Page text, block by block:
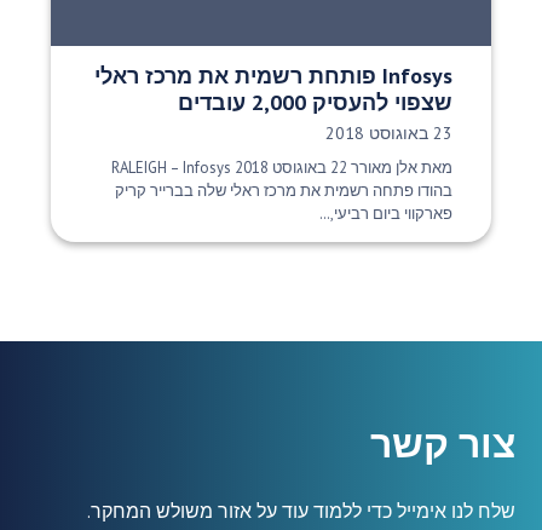
Infosys פותחת רשמית את מרכז ראלי
שצפוי להעסיק 2,000 עובדים
תאריך פרסום:
23 באוגוסט 2018
מאת אלן מאורר 22 באוגוסט 2018 RALEIGH – Infosys
בהודו פתחה רשמית את מרכז ראלי שלה בברייר קריק
פארקווי ביום רביעי,...
צור קשר
שלח לנו אימייל כדי ללמוד עוד על אזור משולש המחקר.